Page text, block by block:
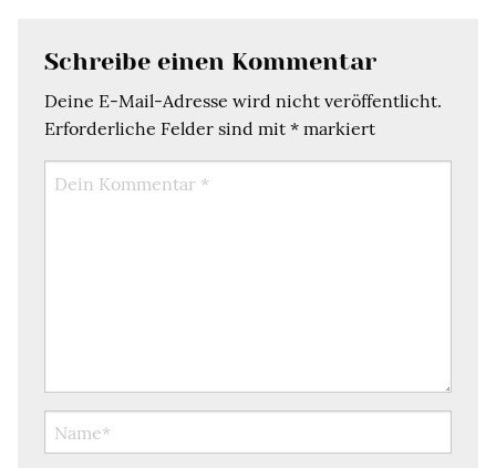
Schreibe einen Kommentar
Deine E-Mail-Adresse wird nicht veröffentlicht.
Erforderliche Felder sind mit * markiert